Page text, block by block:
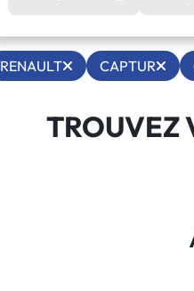
RENAULT CAPTUR
TROUVEZ